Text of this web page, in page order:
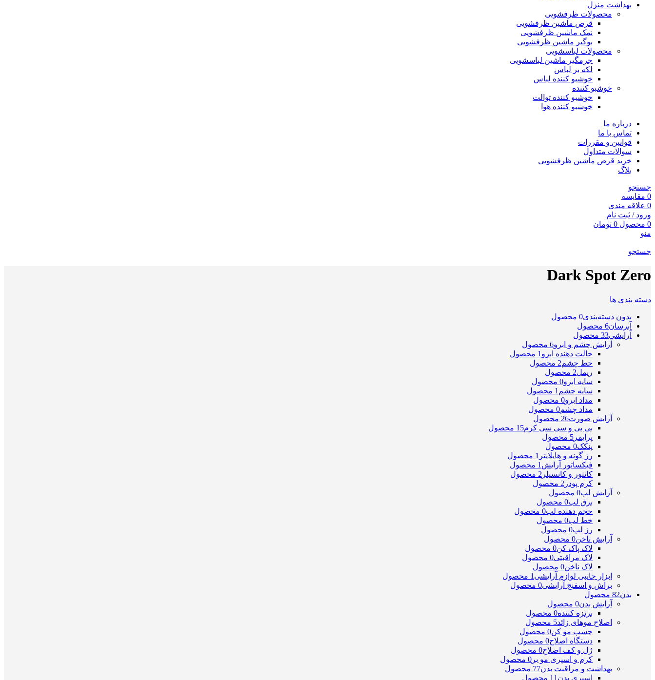
بهداشت منزل
محصولات ظرفشویی
قرص ماشین ظرفشویی
نمک ماشین ظرفشویی
بوگیر ماشین ظرفشویی
محصولات لباسشویی
جرمگیر ماشین لباسشویی
لکه بر لباس
خوشبو کننده لباس
خوشبو کننده
خوشبو کننده توالت
خوشبو کننده هوا
درباره ما
تماس با ما
قوانین و مقررات
سوالات متداول
خرید قرص ماشین ظرفشویی
بلاگ
جستجو
0 مقایسه
0 علاقه مندی
ورود / ثبت نام
0 محصول 0 تومان
منو
جستجو
Dark Spot Zero
دسته بندی ها
بدون دسته‌بندی0 محصول
آبرسان6 محصول
آرایشی33 محصول
آرایش چشم و ابرو6 محصول
حالت دهنده ابرو 1 محصول
خط چشم2 محصول
ریمل2 محصول
سایه ابرو0 محصول
سایه چشم 1 محصول
مداد ابرو0 محصول
مداد چشم0 محصول
آرایش صورت26 محصول
بی بی و سی سی کرم15 محصول
پرایمر 5 محصول
پنکک0 محصول
رژ گونه و هایلایتر 1 محصول
فیکساتور آرایش 1 محصول
کانتور و کانسیلر 2 محصول
کرم پودر 2 محصول
آرایش لب0 محصول
برق لب0 محصول
حجم دهنده لب0 محصول
خط لب0 محصول
رژ لب0 محصول
آرایش ناخن0 محصول
لاک پاک کن0 محصول
لاک مراقبتی0 محصول
لاک ناخن0 محصول
ابزار جانبی لوازم آرایشی 1 محصول
براش و اسفنج آرایشی0 محصول
بدن82 محصول
آرایش بدن0 محصول
برنزه کننده0 محصول
اصلاح موهای زائد5 محصول
چسب مو کن0 محصول
دستگاه اصلاح0 محصول
ژل و کف اصلاح0 محصول
کرم و اسپری مو بر 0 محصول
بهداشت و مراقبت بدن77 محصول
اسپری بدن 11 محصول